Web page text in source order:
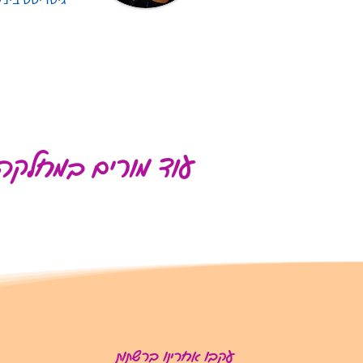
עוד מורים
עקבו אחרינו ברשתות